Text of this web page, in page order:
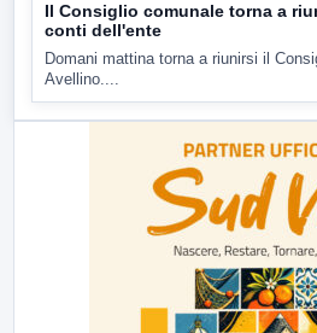
Il Consiglio comunale torna a
conti dell'ente
Domani mattina torna a riunirsi il
Avellino....